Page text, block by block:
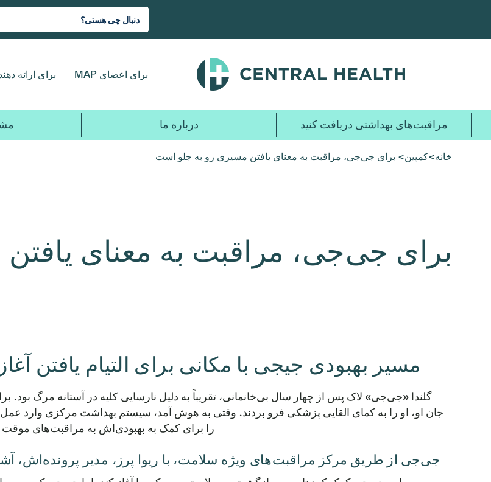
محتوای
برای اعضای MAP برای ارائه
مراقبت‌های بهداشتی دریافت کنید درباره ما
خانه>کمپین> برای جی‌جی، مراقبت به معنای یافتن مسیری رو به جلو است
برای جی‌جی، مراقبت به معنای
مسیر بهبودی جیجی با مکانی برای التیام یافتن
گلندا «جی‌جی» لاک پس از چهار سال بی‌خانمانی، تقریباً به دلیل نارسایی کلیه در آستانه مرگ بود.
جان او، او را به کمای القایی پزشکی فرو بردند. وقتی به هوش آمد، سیستم بهداشت مرکزی وارد
را برای کمک به بهبودی‌اش به مراقبت‌های موقت
جی‌جی از طریق مرکز مراقبت‌های ویژه سلامت، با ریوا پرز، مدیر پرونده‌اش،